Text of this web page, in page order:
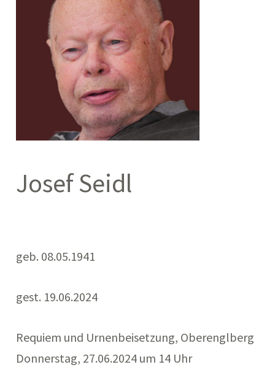
Josef Seidl
geb. 08.05.1941
gest. 19.06.2024
Requiem und Urnenbeisetzung, Oberenglberg
Donnerstag, 27.06.2024 um 14 Uhr